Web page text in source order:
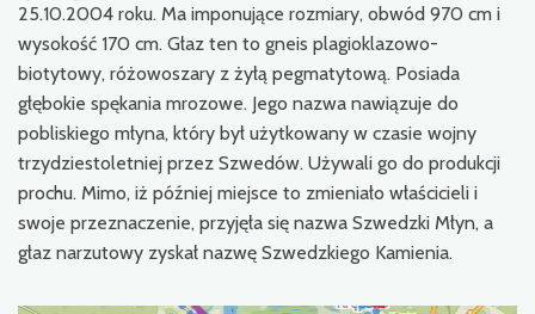
25.10.2004 roku. Ma imponujące rozmiary, obwód 970 cm i
wysokość 170 cm. Głaz ten to gneis plagioklazowo-
biotytowy, różowoszary z żyłą pegmatytową. Posiada
głębokie spękania mrozowe. Jego nazwa nawiązuje do
pobliskiego młyna, który był użytkowany w czasie wojny
trzydziestoletniej przez Szwedów. Używali go do produkcji
prochu. Mimo, iż później miejsce to zmieniało właścicieli i
swoje przeznaczenie, przyjęła się nazwa Szwedzki Młyn, a
głaz narzutowy zyskał nazwę Szwedzkiego Kamienia.